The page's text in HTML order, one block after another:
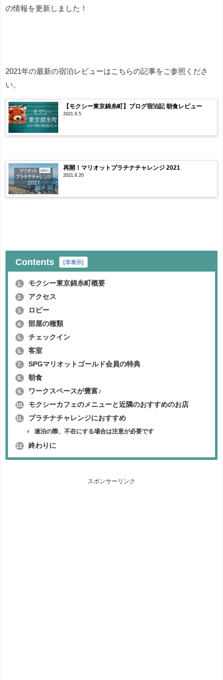
の情報を更新しました！
2021年の最新の宿泊レビューはこちらの記事をご参照くださ
い。
【モクシー東京錦糸町】ブログ宿泊記 朝食レビュー
2021.6.5
再開！マリオットプラチナチャレンジ 2021
2021.8.20
Contents [非表示]
1. モクシー東京錦糸町概要
2. アクセス
3. ロビー
4. 部屋の種類
5. チェックイン
6. 客室
7. SPGマリオットゴールド会員の特典
8. 朝食
9. ワークスペースが豊富♪
10. モクシーカフェのメニューと近隣のおすすめのお店
11. プラチナチャレンジにおすすめ
連泊の際、不在にする場合は注意が必要です
12. 終わりに
スポンサーリンク